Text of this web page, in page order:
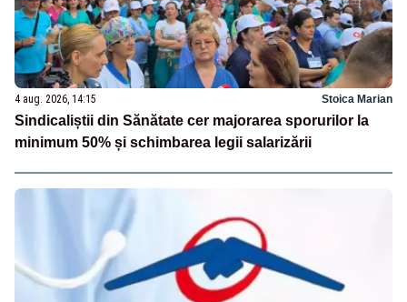
4 aug. 2026, 14:15 Stoica Marian
Sindicaliștii din Sănătate cer majorarea sporurilor la
minimum 50% și schimbarea legii salarizării